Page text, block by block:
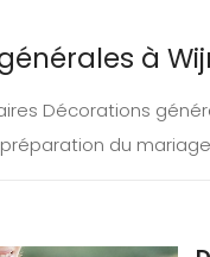
à
Décorations
du mariage